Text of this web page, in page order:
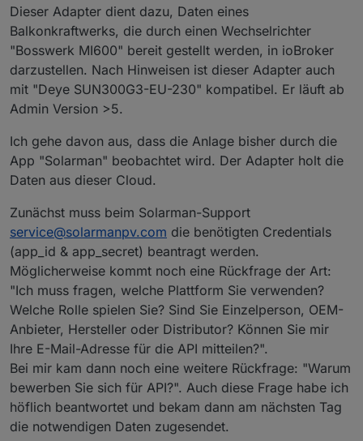
Dieser Adapter dient dazu, Daten eines
Balkonkraftwerks, die durch einen Wechselrichter
"Bosswerk MI600" bereit gestellt werden, in ioBroker
darzustellen. Nach Hinweisen ist dieser Adapter auch
mit "Deye SUN300G3-EU-230" kompatibel. Er läuft ab
Admin Version >5.
Ich gehe davon aus, dass die Anlage bisher durch die
App "Solarman" beobachtet wird. Der Adapter holt die
Daten aus dieser Cloud.
Zunächst muss beim Solarman-Support
service@solarmanpv.com die benötigten Credentials
(app_id & app_secret) beantragt werden.
Möglicherweise kommt noch eine Rückfrage der Art:
"Ich muss fragen, welche Plattform Sie verwenden?
Welche Rolle spielen Sie? Sind Sie Einzelperson, OEM-
Anbieter, Hersteller oder Distributor? Können Sie mir
Ihre E-Mail-Adresse für die API mitteilen?".
Bei mir kam dann noch eine weitere Rückfrage: "Warum
bewerben Sie sich für API?". Auch diese Frage habe ich
höflich beantwortet und bekam dann am nächsten Tag
die notwendigen Daten zugesendet.